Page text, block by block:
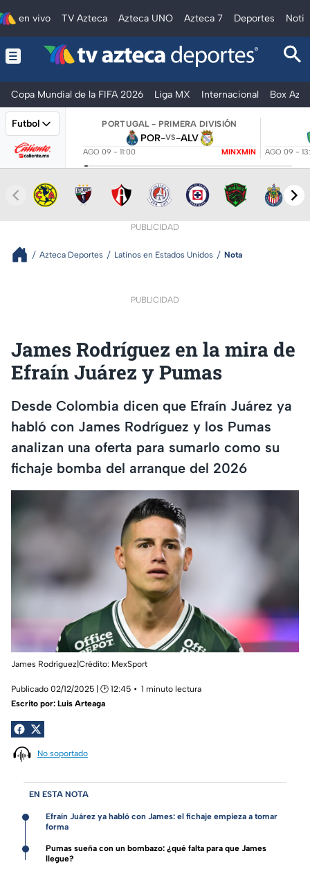
en vivo TV Azteca Azteca UNO Azteca 7 Deportes
Copa Mundial de la FIFA 2026 Liga MX Internacional Box
Futbol PORTUGAL - PRIMERA DIVISIÓN
POR-VS-ALV
AGO 09 - 11:00 MINXMIN AGO 09 -
PUBLICIDAD
Azteca Deportes Latinos en Estados Unidos Nota
PUBLICIDAD
James Rodríguez en la mira de
Efraín Juárez y Pumas
Desde Colombia dicen que Efraín Juárez ya
habló con James Rodríguez y los Pumas
analizan una oferta para sumarlo como su
fichaje bomba del arranque del 2026
James Rodríguez|Crédito: MexSport
Publicado 02/12/2025 | 🕑 12:45
1 minuto lectura
Escrito por: Luis Arteaga
No soportado
EN ESTA NOTA
Efraín Juárez ya habló con James: el fichaje empieza a tomar
forma
Pumas sueña con un bombazo: ¿qué falta para que James
llegue?